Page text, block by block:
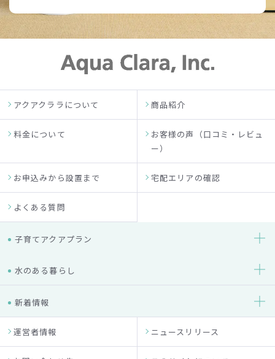
アクアクララについて 商品紹介
料金について
お客様の声（口コミ・レビュ
ー）
お申込みから設置まで 宅配エリアの確認
よくある質問
子育てアクアプラン
水のある暮らし
新着情報
運営者情報 ニュースリリース